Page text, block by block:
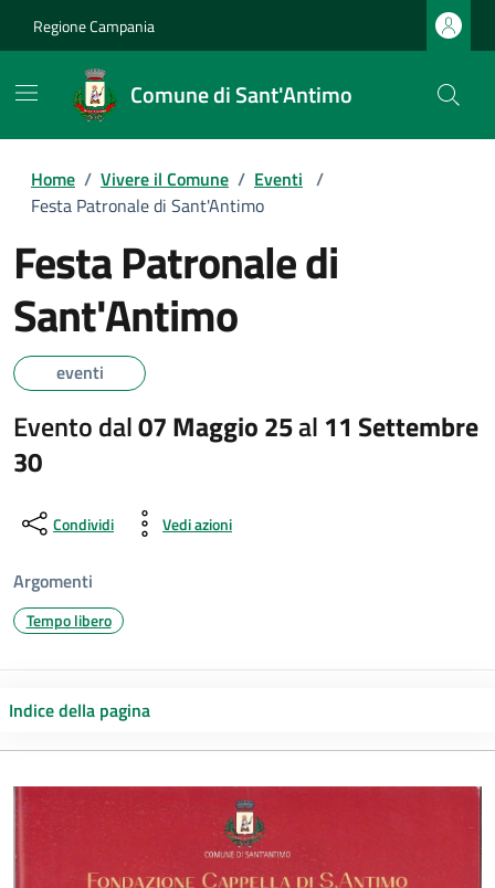
Regione Campania
Comune di Sant'Antimo
Home / Vivere il Comune / Eventi /
Festa Patronale di Sant'Antimo
Festa Patronale di
Sant'Antimo
eventi
Evento dal07 Maggio 25al 11 Settembre
30
Condividi Vedi azioni
Argomenti
Tempo libero
Indice della pagina